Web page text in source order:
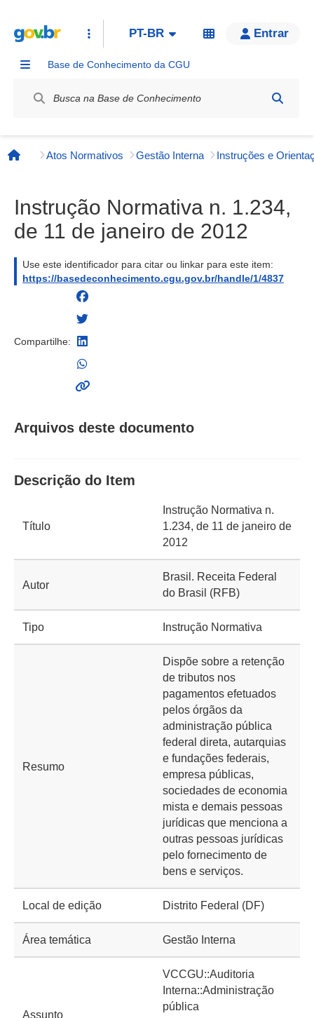
PT-BR Entrar
Base de Conhecimento da CGU
Página inicial
Atos Normativos Gestão Interna
Instrução Normativa n. 1.234,
de 11 de janeiro de 2012
Use este identificador para citar ou linkar para este item:
https://basedeconhecimento.cgu.gov.br/handle/1/4837
Compartilhe:
Arquivos deste documento
Descrição do Item
Título
Instrução Normativa n.
1.234, de 11 de janeiro de
2012
Autor
Brasil. Receita Federal
do Brasil (RFB)
Tipo Instrução Normativa
Resumo
Dispõe sobre a retenção
de tributos nos
pagamentos efetuados
pelos órgãos da
administração pública
federal direta, autarquias
e fundações federais,
empresa públicas,
sociedades de economia
mista e demais pessoas
jurídicas que menciona a
outras pessoas jurídicas
pelo fornecimento de
bens e serviços.
Local de edição Distrito Federal (DF)
Área temática Gestão Interna
Assunto
VCCGU::Auditoria
Interna::Administração
pública